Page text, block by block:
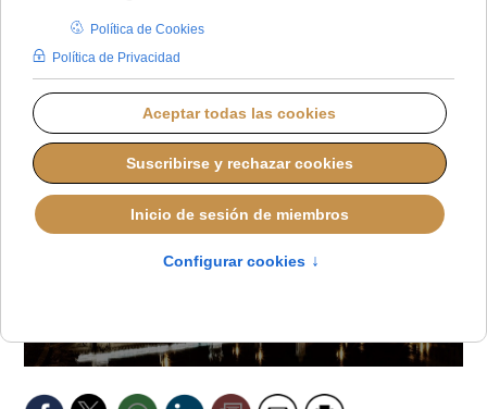
REDACCIÓN
RESUMEN DE PRENSA SEMANAL
JUEVES, 18 SEPTIEMBRE 2025 08:30